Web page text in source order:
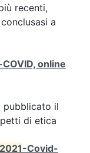
recenti,
a
online
pubblicato il
di etica
2021-Covid-